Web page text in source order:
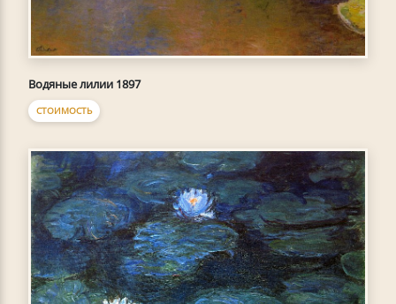
Водяные лилии 1897
СТОИМОСТЬ